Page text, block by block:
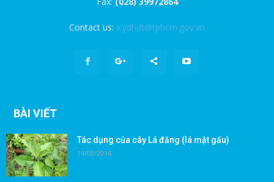
Contact us: v.ydhdt@tphcm.gov.vn
BÀI VIẾT
Tác dụng của cây Lá đắng (lá mật gấu)
14/08/2016